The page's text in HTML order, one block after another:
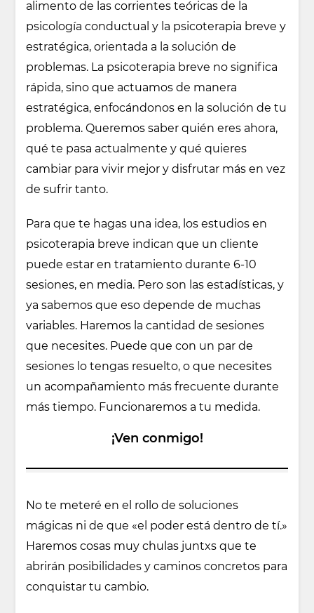
alimento de las corrientes teóricas de la
psicología conductual y la psicoterapia breve y
estratégica, orientada a la solución de
problemas. La psicoterapia breve no significa
rápida, sino que actuamos de manera
estratégica, enfocándonos en la solución de tu
problema. Queremos saber quién eres ahora,
qué te pasa actualmente y qué quieres
cambiar para vivir mejor y disfrutar más en vez
de sufrir tanto.
Para que te hagas una idea, los estudios en
psicoterapia breve indican que un cliente
puede estar en tratamiento durante 6-10
sesiones, en media. Pero son las estadísticas, y
ya sabemos que eso depende de muchas
variables. Haremos la cantidad de sesiones
que necesites. Puede que con un par de
sesiones lo tengas resuelto, o que necesites
un acompañamiento más frecuente durante
más tiempo. Funcionaremos a tu medida.
¡Ven conmigo!
No te meteré en el rollo de soluciones
mágicas ni de que «el poder está dentro de tí.»
Haremos cosas muy chulas juntxs que te
abrirán posibilidades y caminos concretos para
conquistar tu cambio.